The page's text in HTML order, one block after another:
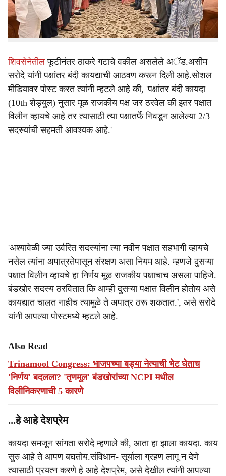
या पक्षात विली झाला आहे. त्रिपुरा राज्यातील असलेल्या या राज्यात
तृणमूल काँग्रेसचे बंडखोर खासदास सहभागी झाले तरी त्यांच्यावर
अपात्रतेची टांगती तलवार कायम असल्याचे सांगितले जात आहे.
शिवसेनेतील फूटीनंतर ठाकरे गटाचे वकील असलेले अॅड.असीम
सरोदे यांनी पक्षांतर बंदी कायद्याची आठवण करून दिली आहे.सोशल
मीडियावर पोस्ट करत त्यांनी म्हटले आहे की, 'पक्षांतर बंदी कायदा
(10th शेड्युल) नुसार मूळ राजकीय पक्ष जर ठरवेल की इतर पक्षात
विलीन व्हायचे आहे तर त्यासाठी त्या पक्षातर्फे निवडून आलेल्या 2/3
सदस्यांची सहमती आवश्यक आहे.'
'अश्यावेळी ज्या उर्वरित सदस्यांना त्या नवीन पक्षात सहभागी व्हायचे
नसेल त्यांना अपात्रतेपासून संरक्षण असा नियम आहे. म्हणजे दुसऱ्या
पक्षात विलीन व्हायचे हा निर्णय मूळ राजकीय पक्षाचाच असला पाहिजे.
बंडखोर सदस्य ठरवितात कि आम्ही दुसऱ्या पक्षात विलीन होतोय असे
कायद्यात चालत नाहीच त्यामुळे ते अपात्र ठरू शकतात.', असे सरोदे
यांनी आपल्या पोस्टमध्ये म्हटले आहे.
Also Read
Trinamool Congress: भाजपच्या बड्या नेत्याची भेट घेताच
'निर्णय' बदलला? 'तृणमूल' बंडखोरांच्या NCPI मधील
विलीनि‍करणाची 5 कारणे
...हे आहे देशप्रेम
कायदा समजून सांगता सरोदे म्हणाले की, आता हा झाला कायदा. काय
सुरु आहे ते आपण बघतोय.संविधान- सूर्याला ग्रहण लागू न देणे
त्यासाठी प्रयत्न करणे हे आहे देशप्रेम, असे देखील त्यांनी आपल्या